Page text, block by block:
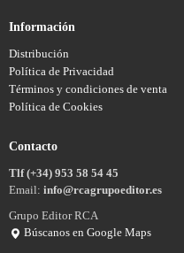
Información
Distribución
Política de Privacidad
Términos y condiciones de venta
Política de Cookies
Contacto
Tlf (+34) 953 58 54 45
Email: info@rcagrupoeditor.es
Grupo Editor RCA
Búscanos en Google Maps